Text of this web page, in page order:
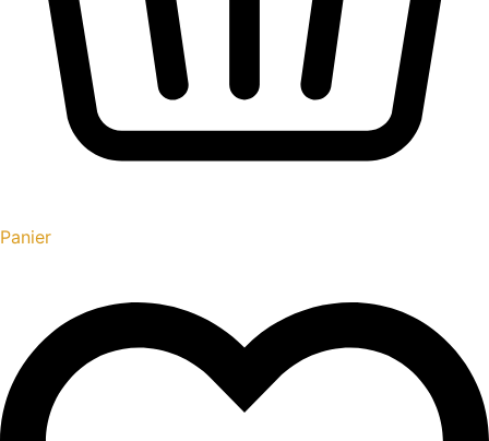
Panier